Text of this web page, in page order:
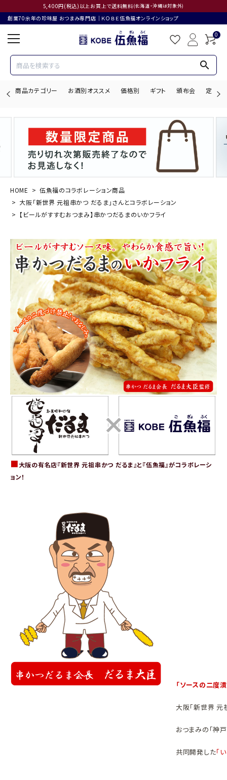
5,400円(税込)以上お買上で送料無料(北海道・沖縄は対象外)
創業70余年の珍味屋 おつまみ専門店│ＫＯＢＥ伍魚福オンラインショップ
0
search
商品カテゴリー お酒別オススメ 価格別 ギフト 頒布会 定期購
search
ACCOUNT MENU
ログイン 会員登録
お酒別オススメ
価格別
お問い合わせ
ご利用ガイド
直営店
HOME
伍魚福のコラボレーション商品
大阪「新世界 元祖串かつ だるま」さんとコラボレーション
【ビールがすすむおつまみ】串かつだるまのいかフライ
■大阪の有名店『新世界 元祖串かつ だるま』と『伍魚福』がコラボレーシ
ョン！
「ソースの二度
大阪「新世界 元
おつまみの「神
共同開発した「